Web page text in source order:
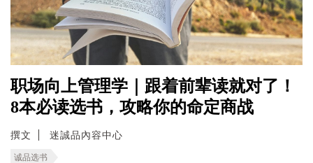
职场向上管理学｜跟着前辈读就对了！
8本必读选书，攻略你的命定商战
撰文 迷誠品內容中心
诚品选书